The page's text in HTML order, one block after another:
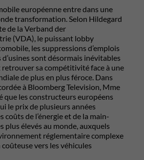
européenne entre dans une
transformation. Selon Hildegard
de la Verband der
(VDA), le puissant lobby
les suppressions d’emplois
sont désormais inévitables
retrouver sa compétitivité face à une
de plus en plus féroce. Dans
à Bloomberg Television, Mme
que les constructeurs européens
le prix de plusieurs années
coûts de l’énergie et de la main-
plus élevés au monde, auxquels
réglementaire complexe
vers les véhicules